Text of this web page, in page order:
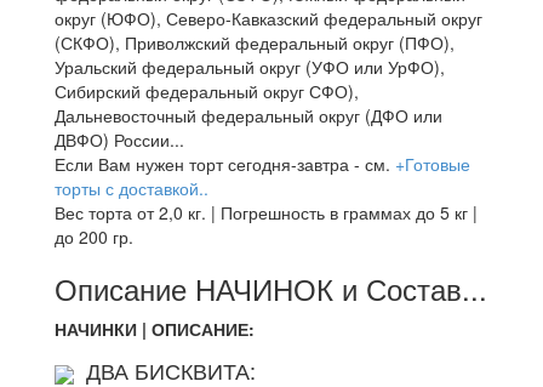
округ (ЮФО), Северо-Кавказский федеральный округ
(СКФО), Приволжский федеральный округ (ПФО),
Уральский федеральный округ (УФО или УрФО),
Сибирский федеральный округ СФО),
Дальневосточный федеральный округ (ДФО или
ДВФО) России...
Если Вам нужен торт сегодня-завтра - см. +Готовые
торты с доставкой..
Вес торта от 2,0 кг. | Погрешность в граммах до 5 кг |
до 200 гр.
Описание НАЧИНОК и Состав...
НАЧИНКИ | ОПИСАНИЕ:
ДВА БИСКВИТА: